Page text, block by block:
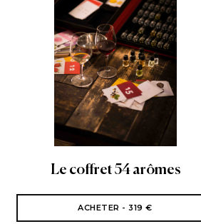
Le coffret 54 arômes
ACHETER - 319 €